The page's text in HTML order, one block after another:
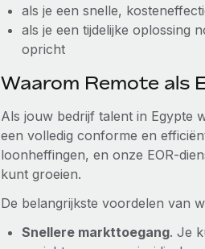
als je een snelle,
als je een tijdelijke oplossing
opricht
Waarom Remote als
Als jouw bedrijf talent in Egypte
een volledig conforme en
loonheffingen, en onze EOR-
kunt groeien.
De belangrijkste voordelen van
Snellere markttoegang. Je